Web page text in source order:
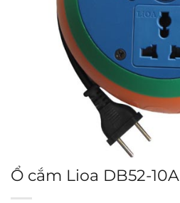
Ổ cắm Lioa DB52-10A